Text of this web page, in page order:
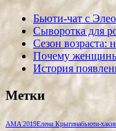
Бьюти-чат с
Сыворотка для
Сезон возраста:
Почему женщины
История
Метки
AMA 2019Елена Крыгинабьюти-хаки